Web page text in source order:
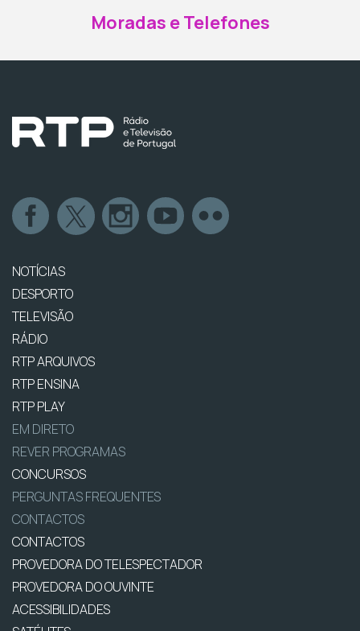
Moradas e Telefones
NOTÍCIAS
DESPORTO
TELEVISÃO
RÁDIO
RTP ARQUIVOS
RTP ENSINA
RTP PLAY
EM DIRETO
REVER PROGRAMAS
CONCURSOS
PERGUNTAS FREQUENTES
CONTACTOS
CONTACTOS
PROVEDORA DO TELESPECTADOR
PROVEDORA DO OUVINTE
ACESSIBILIDADES